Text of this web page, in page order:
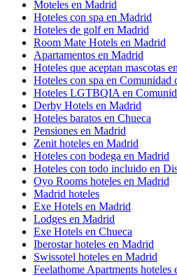
Moteles en Madrid
Hoteles con spa en Madrid
Hoteles de golf en Madrid
Room Mate Hotels en Madrid
Apartamentos en Madrid
Hoteles que aceptan mascotas
Hoteles con spa en Comunidad
Hoteles LGTBQIA en
Derby Hotels en Madrid
Hoteles baratos en Chueca
Pensiones en Madrid
Zenit hoteles en Madrid
Hoteles con bodega en Madrid
Hoteles con todo incluido en
Oyo Rooms hoteles en Madrid
Madrid hoteles
Exe Hotels en Madrid
Lodges en Madrid
Exe Hotels en Chueca
Iberostar hoteles en Madrid
Swissotel hoteles en Madrid
Feelathome Apartments